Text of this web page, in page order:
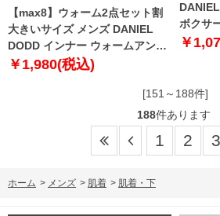
【max8】ウォーム2点セット割
大きいサイズ メンズ DANIEL
DODD インナー ウォームアンダ
ー ロング タイツ 肌着 下着 azu-
￥1,980(税込)
ボクサ
乾 カラ
￥
[151～188件]
188件あります
1 2 3
ホーム > メンズ > 肌着 > 肌着・下